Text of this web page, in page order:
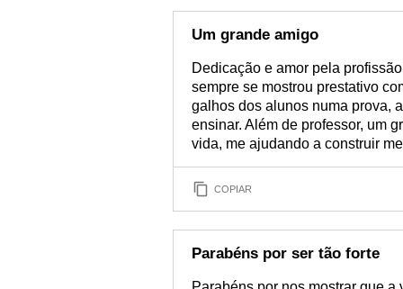
Um grande amigo
Dedicação e amor pela
sempre se mostrou prestativo
galhos dos alunos numa prova,
ensinar. Além de professor, um
vida, me ajudando a construir
COPIAR
Parabéns por ser tão forte